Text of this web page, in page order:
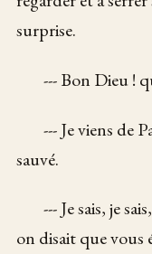
surprise.
--- Bon Dieu !
--- Je viens de
sauvé.
--- Je sais, je
on disait que vous